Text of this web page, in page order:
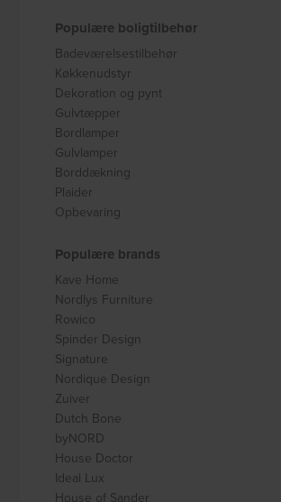
Populære boligtilbehør
Badeværelsestilbehør
Køkkenudstyr
Dekoration og pynt
Gulvtæpper
Bordlamper
Gulvlamper
Borddækning
Plaider
Opbevaring
Populære brands
Kave Home
Nordlys Furniture
Rowico
Spinder Design
Signature
Nordique Design
Zuiver
Dutch Bone
byNORD
House Doctor
Ideal Lux
House of Sander